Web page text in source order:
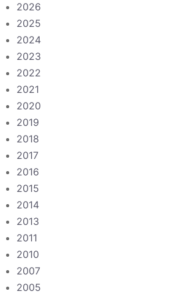
2026
2025
2024
2023
2022
2021
2020
2019
2018
2017
2016
2015
2014
2013
2011
2010
2007
2005